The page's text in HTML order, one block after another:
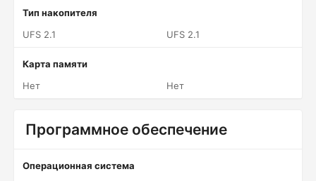
Тип накопителя
UFS 2.1
UFS 2.1
Карта памяти
Нет
Нет
Программное обеспечение
Операционная система